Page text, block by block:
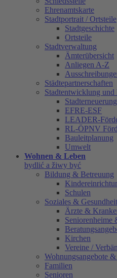
Ehrenamtskarte
Stadtportrait / Ortsteile
Stadtgeschichte
Ortsteile
Stadtverwaltung
Ämterübersicht
Anliegen A-Z
Städtepartnerschaften
Stadtentwicklung und
EFRE-ESF
LEADER-
RL-ÖPNV
Bauleitplanung
Umwelt
Wohnen & Leben
bydlić a žiwy być
Bildung & Betreuung
Schulen
Soziales & Gesundheit
Ärzte &
Seniorenheime
Kirchen
Vereine /
Wohnungsangebote
Familien
Senioren